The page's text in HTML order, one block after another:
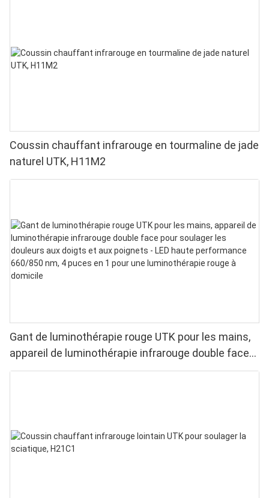
Coussin chauffant infrarouge en tourmaline de jade
naturel UTK, H11M2
Gant de luminothérapie rouge UTK pour les mains,
appareil de luminothérapie infrarouge double face
pour soulager les douleurs aux doigts et aux